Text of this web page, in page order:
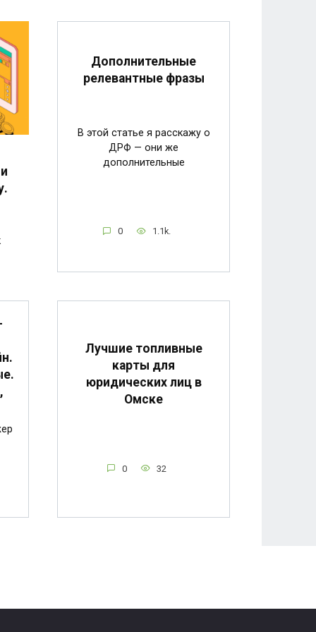
Дополнительные
релевантные фразы
В этой статье я расскажу о
ДРФ — они же
дополнительные
0 1.1k.
Лучшие топливные
карты для
юридических лиц в
Омске
0 32